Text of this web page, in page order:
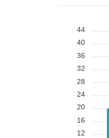
44
40
36
32
28
24
20
16
12